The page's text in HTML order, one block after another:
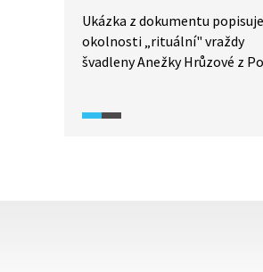
Ukázka z dokumentu popisuje
okolnosti „rituální" vraždy
švadleny Anežky Hrůzové z